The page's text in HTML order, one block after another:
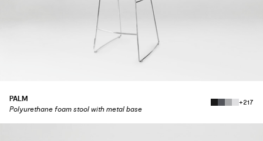
PALM
Polyurethane foam stool with metal base
+217